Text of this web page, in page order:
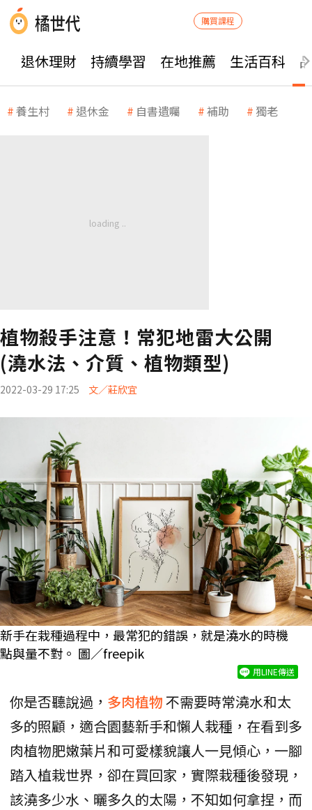
購買課程
退休理財 持續學習 在地推薦 生活百科
養生村 退休金 自書遺囑 補助 獨老
植物殺手注意！常犯地雷大公開
(澆水法、介質、植物類型)
2022-03-29 17:25 文／莊欣宜
新手在栽種過程中，最常犯的錯誤，就是澆水的時機
點與量不對。 圖／freepik
用LINE傳送
你是否聽說過， 多肉植物不需要時常澆水和太
多的照顧，適合園藝新手和懶人栽種，在看到多
肉植物肥嫩葉片和可愛樣貌讓人一見傾心，一腳
踏入植栽世界，卻在買回家，實際栽種後發現，
該澆多少水、曬多久的太陽，不知如何拿捏，而